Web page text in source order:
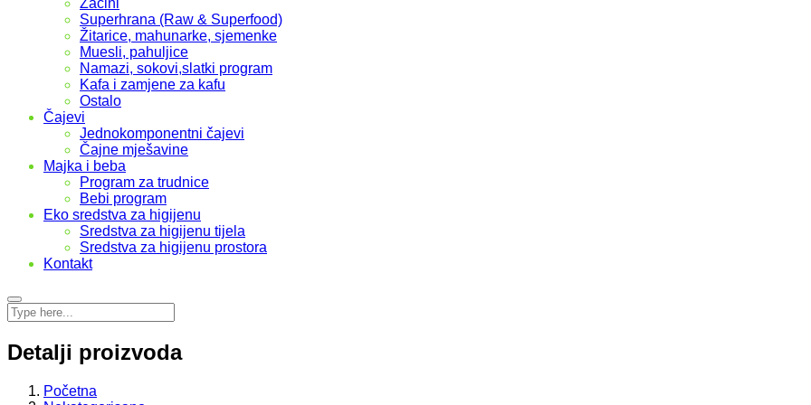
Začini
Superhrana (Raw & Superfood)
Žitarice, mahunarke, sjemenke
Muesli, pahuljice
Namazi, sokovi,slatki program
Kafa i zamjene za kafu
Ostalo
Čajevi
Jednokomponentni čajevi
Čajne mješavine
Majka i beba
Program za trudnice
Bebi program
Eko sredstva za higijenu
Sredstva za higijenu tijela
Sredstva za higijenu prostora
Kontakt
Detalji proizvoda
Početna